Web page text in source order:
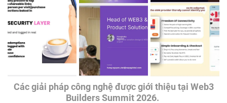
Các giải pháp công nghệ được giới thiệu tại Web3
Builders Summit 2026.